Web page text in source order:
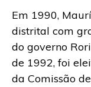
Em 1990,
distrital com
do governo
de 1992, foi
da Comissão